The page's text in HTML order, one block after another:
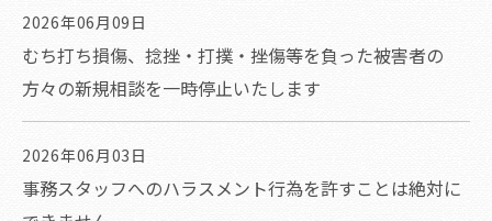
2026年06月09日
むち打ち損傷、捻挫・打撲・挫傷等を負った被害者の
方々の新規相談を一時停止いたします
2026年06月03日
事務スタッフへのハラスメント行為を許すことは絶対に